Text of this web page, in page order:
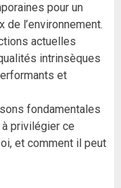
pour un
l’environnement.
actuelles
intrinsèques
et
fondamentales
privilégier ce
et comment il peut